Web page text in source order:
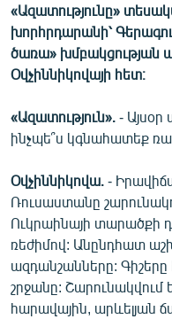
ՏԵՍԱՆՅՈՒԹԵՐ
ԲԱՆԱՎԵՃ
ՁԳՏԵԼՈՎ
ՓՈԴՔԱՍԹ
English
Русский
ՀԵՏԵՎԵՔ ՄԵԶ
«Ազատությունը»
խորհրդարանի՝
ծառա» խմբակցության
Օվչիննիկովայի հետ։
«Ազատություն». -
ինչպե՞ս կգնահատեք
Օվչիննիկովա. -
Ռուսաստանը
Ուկրաինայի տարածքի
ռեժիմով: Անընդհատ
ազդանշանները: Գիշերը
շրջանը: Շարունակվում
հարավային, արևելյան